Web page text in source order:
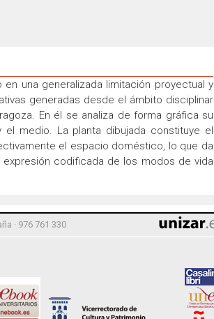
una generalizada limitación proyectual y
generadas desde el ámbito disciplinar
En él se analiza de forma gráfica su
medio. La planta dibujada constituye el
el espacio doméstico, lo que da
codificada de los modos de vida
· 976 761 330